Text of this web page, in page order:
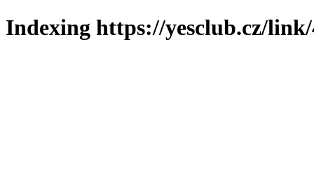
Indexing https://yesclub.cz/link/